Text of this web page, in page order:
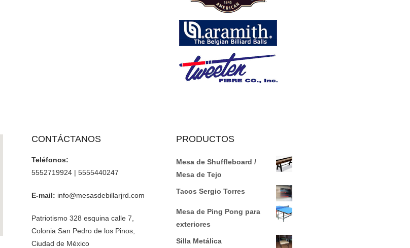
CONTÁCTANOS
Teléfonos:
5552719924 | 5555440247
E-mail: info@mesasdebillarjrd.com
Patriotismo 328 esquina calle 7,
Colonia San Pedro de los Pinos,
Ciudad de México
PRODUCTOS
Mesa de Shuffleboard /
Mesa de Tejo
Tacos Sergio Torres
Mesa de Ping Pong para
exteriores
Silla Metálica